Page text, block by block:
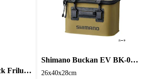
Marttiini Moose Black Friluftskniv med trälåda
Shimano Buckan EV BK-016Q Khaki
26x40x28cm